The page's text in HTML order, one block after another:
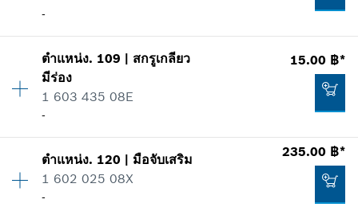
เพิ่มในตะกร้าสินค้า
22.00 ฿*
แสดงในรูป
56.00 ฿*
ราคาทั้งหมดไม่รวมภาษีมูลค่าเพิ่ม
-
ราคากลุ่ม:-
ข้อมูลชิ้นส่วนอะไหล่
ตำแหน่ง. 109 | สกรูเกลียว
มีร่อง
1 603 435 08E
-
15.00 ฿*
ปริมาณ 2
ราคากลุ่ม: 10
ตำแหน่ง. 120 | มือจับเสริม
1 602 025 08X
-
235.00 ฿*